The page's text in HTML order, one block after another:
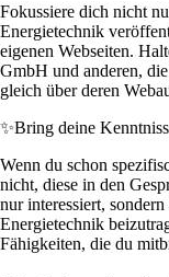
Fokussiere dich nicht
Energietechnik
eigenen Webseiten.
GmbH und anderen,
gleich über deren
✨Bring deine
Wenn du schon
nicht, diese in den
nur interessiert,
Energietechnik
Fähigkeiten, die du